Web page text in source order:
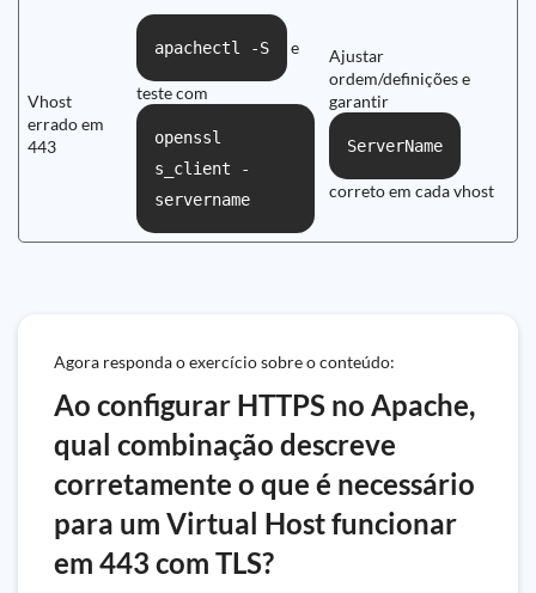
Vhost
errado em
443
apachectl -S e
teste com
openssl
s_client -
servername
Ajustar
ordem/definições e
garantir
ServerName
correto em cada vhost
Agora responda o exercício sobre o conteúdo:
Ao configurar HTTPS no Apache,
qual combinação descreve
corretamente o que é necessário
para um Virtual Host funcionar
em 443 com TLS?